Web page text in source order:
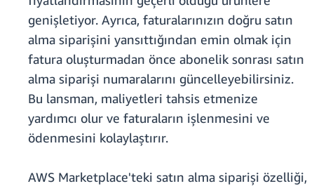
genişletiyor. Ayrıca, faturalarınızın doğru satın
alma siparişini yansıttığından emin olmak için
fatura oluşturmadan önce abonelik sonrası satın
alma siparişi numaralarını güncelleyebilirsiniz.
Bu lansman, maliyetleri tahsis etmenize
yardımcı olur ve faturaların işlenmesini ve
ödenmesini kolaylaştırır.
AWS Marketplace'teki satın alma siparişi özelliği,